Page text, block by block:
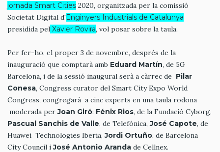
jornada Smart Cities 2020, organitzada per la comissió
Societat Digital d'Enginyers Industrials de Catalunya
presidida pel Xavier Rovira, vol posar sobre la taula.
Per fer-ho, el proper 3 de novembre, després de la
inauguració que comptarà amb Eduard Martín, de 5G
Barcelona, i de la sessió inaugural serà a càrrec de Pilar
Conesa, Congress curator del Smart City Expo World
Congress, congregarà a cinc experts en una taula rodona
moderada perJoan Giró: Fénix Rios, de la Fundació Cyborg,
Pascual Sanchis de Valle, de Telefónica,José Capote, de
Huawei Technologies Iberia,Jordi Ortuño, de Barcelona
City Council iJosé Antonio Aranda de Cellnex.